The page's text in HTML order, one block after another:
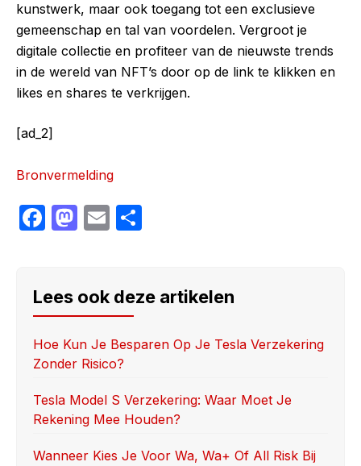
kunstwerk, maar ook toegang tot een exclusieve
gemeenschap en tal van voordelen. Vergroot je
digitale collectie en profiteer van de nieuwste trends
in de wereld van NFT’s door op de link te klikken en
likes en shares te verkrijgen.
[ad_2]
Bronvermelding
F
e
b
o
o
k
M
o
d
o
n
E
e
Lees ook deze artikelen
Hoe Kun Je Besparen Op Je Tesla Verzekering
Zonder Risico?
Tesla Model S Verzekering: Waar Moet Je
Rekening Mee Houden?
Wanneer Kies Je Voor Wa, Wa+ Of All Risk Bij